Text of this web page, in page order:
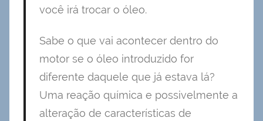
você irá trocar o óleo.
Sabe o que vai acontecer dentro do
motor se o óleo introduzido for
diferente daquele que já estava lá?
Uma reação química e possivelmente a
alteração de características de